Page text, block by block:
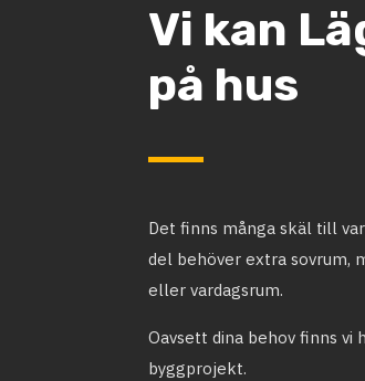
Vi kan
på hus
Det finns många skäl till
del behöver extra sovrum,
eller vardagsrum.
Oavsett dina behov finns
byggprojekt.